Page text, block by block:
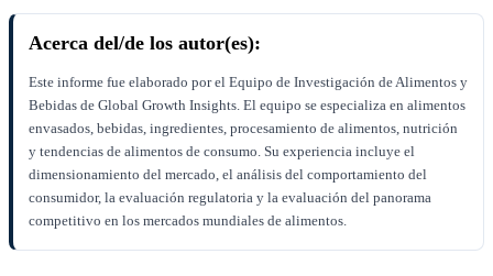
Acerca del/de los autor(es):
Este informe fue elaborado por el Equipo de Investigación de Alimentos y
Bebidas de Global Growth Insights. El equipo se especializa en alimentos
envasados, bebidas, ingredientes, procesamiento de alimentos, nutrición
y tendencias de alimentos de consumo. Su experiencia incluye el
dimensionamiento del mercado, el análisis del comportamiento del
consumidor, la evaluación regulatoria y la evaluación del panorama
competitivo en los mercados mundiales de alimentos.